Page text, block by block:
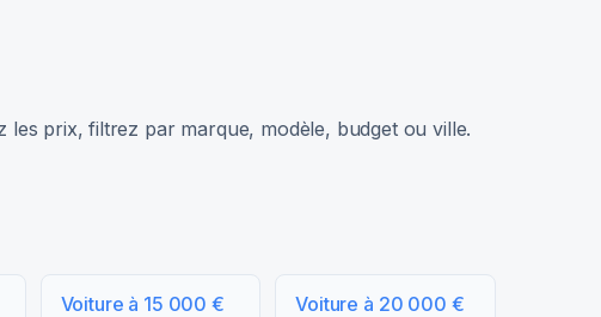
prix, filtrez par marque, modèle, budget ou ville.
Voiture à 15 000 € Voiture à 20 000 €